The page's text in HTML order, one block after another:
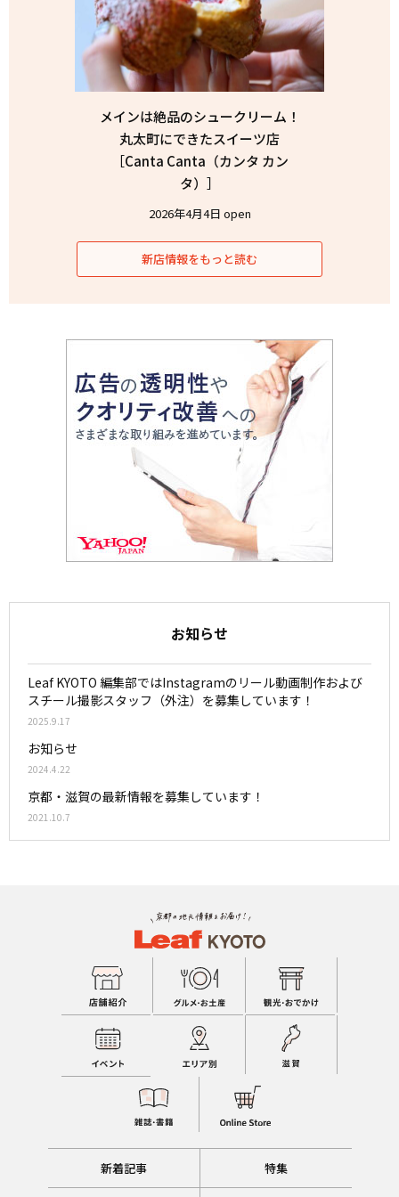
メインは絶品のシュークリーム！
丸太町にできたスイーツ店
［Canta Canta（カンタ カン
タ）］
2026年4月4日 open
新店情報をもっと読む
お知らせ
Leaf KYOTO 編集部ではInstagramのリール動画制作および
スチール撮影スタッフ（外注）を募集しています！
2025.9.17
お知らせ
2024.4.22
京都・滋賀の最新情報を募集しています！
2021.10.7
新着記事 特集